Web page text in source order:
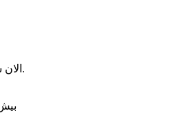
الان سالهاست بیکارم و این بیکاری را مدیون نهادهای امنیتی و از جمله همکاران سابقم هستم که با سکوت و تمکین، سبب تعمیم و ادامه آن شده اند.